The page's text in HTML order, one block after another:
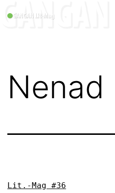
GANGAN
2019
Nenad
Lit.-Mag #36